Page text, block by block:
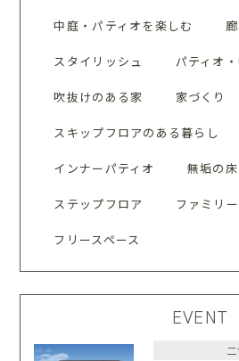
中庭・パティオを楽しむ
スタイリッシュ パティオ
吹抜けのある家 家づくり
スキップフロアのある暮らし
インナーパティオ 無垢の床
ステップフロア ファミリ
フリースペース
EVENT